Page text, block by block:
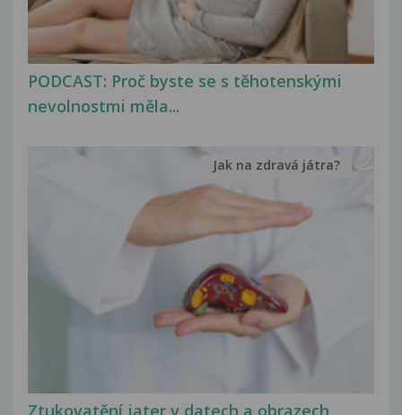
PODCAST: Proč byste se s těhotenskými
nevolnostmi měla...
Jak na zdravá játra?